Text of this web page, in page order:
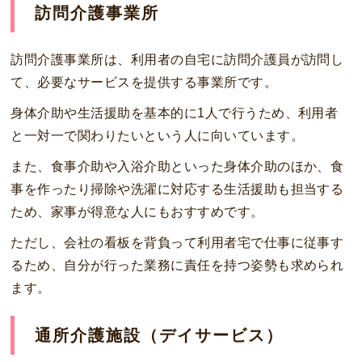
訪問介護事業所
訪問介護事業所は、利用者の自宅に訪問介護員が訪問し
て、必要なサービスを提供する事業所です。
身体介助や生活援助を基本的に1人で行うため、利用者
と一対一で関わりたいという人に向いています。
また、食事介助や入浴介助といった身体介助のほか、食
事を作ったり掃除や洗濯に対応する生活援助も担当する
ため、家事が得意な人にもおすすめです。
ただし、会社の看板を背負って利用者宅で仕事に従事す
るため、自分が行った業務に責任を持つ姿勢も求められ
ます。
通所介護施設（デイサービス）